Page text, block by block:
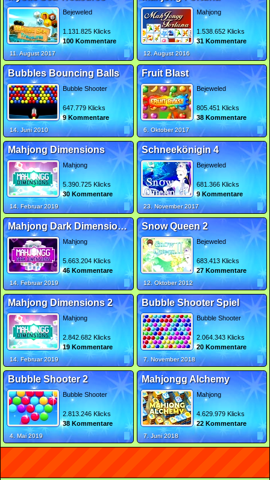
Bejeweled
1.131.825 Klicks
100 Kommentare
11. August 2017
Mahjong
1.538.652 Klicks
31 Kommentare
12. August 2016
Bubbles Bouncing Balls
Bubble Shooter
647.779 Klicks
9 Kommentare
14. Juni 2010
Fruit Blast
Bejeweled
805.451 Klicks
38 Kommentare
6. Oktober 2017
Mahjong Dimensions
Mahjong
5.390.725 Klicks
30 Kommentare
14. Februar 2019
Schneekönigin 4
Bejeweled
681.366 Klicks
9 Kommentare
23. November 2017
Mahjong Dark Dimensions Triple Time
Mahjong
5.663.204 Klicks
46 Kommentare
14. Februar 2019
Snow Queen 2
Bejeweled
683.413 Klicks
27 Kommentare
12. Oktober 2012
Mahjong Dimensions 2
Mahjong
2.842.682 Klicks
19 Kommentare
14. Februar 2019
Bubble Shooter Spiel
Bubble Shooter
2.064.343 Klicks
20 Kommentare
7. November 2018
Bubble Shooter 2
Bubble Shooter
2.813.246 Klicks
38 Kommentare
4. Mai 2019
Mahjongg Alchemy
Mahjong
4.629.979 Klicks
22 Kommentare
7. Juni 2018